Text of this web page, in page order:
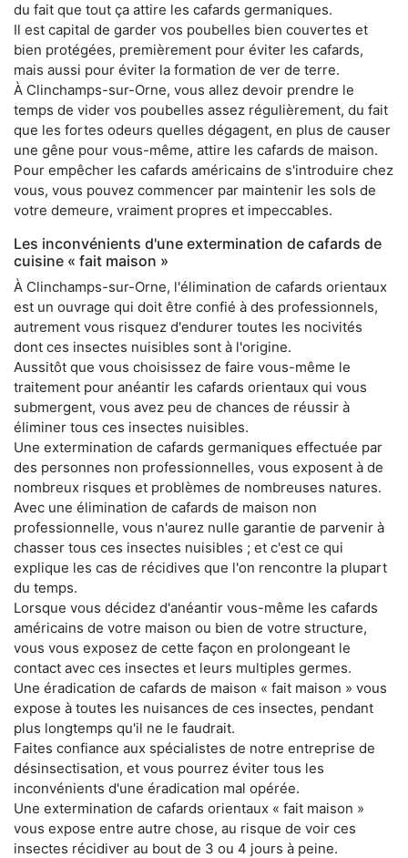
du fait que tout ça attire les cafards germaniques.
Il est capital de garder vos poubelles bien couvertes et
bien protégées, premièrement pour éviter les cafards,
mais aussi pour éviter la formation de ver de terre.
À Clinchamps-sur-Orne, vous allez devoir prendre le
temps de vider vos poubelles assez régulièrement, du fait
que les fortes odeurs quelles dégagent, en plus de causer
une gêne pour vous-même, attire les cafards de maison.
Pour empêcher les cafards américains de s'introduire chez
vous, vous pouvez commencer par maintenir les sols de
votre demeure, vraiment propres et impeccables.
Les inconvénients d'une extermination de cafards de
cuisine « fait maison »
À Clinchamps-sur-Orne, l'élimination de cafards orientaux
est un ouvrage qui doit être confié à des professionnels,
autrement vous risquez d'endurer toutes les nocivités
dont ces insectes nuisibles sont à l'origine.
Aussitôt que vous choisissez de faire vous-même le
traitement pour anéantir les cafards orientaux qui vous
submergent, vous avez peu de chances de réussir à
éliminer tous ces insectes nuisibles.
Une extermination de cafards germaniques effectuée par
des personnes non professionnelles, vous exposent à de
nombreux risques et problèmes de nombreuses natures.
Avec une élimination de cafards de maison non
professionnelle, vous n'aurez nulle garantie de parvenir à
chasser tous ces insectes nuisibles ; et c'est ce qui
explique les cas de récidives que l'on rencontre la plupart
du temps.
Lorsque vous décidez d'anéantir vous-même les cafards
américains de votre maison ou bien de votre structure,
vous vous exposez de cette façon en prolongeant le
contact avec ces insectes et leurs multiples germes.
Une éradication de cafards de maison « fait maison » vous
expose à toutes les nuisances de ces insectes, pendant
plus longtemps qu'il ne le faudrait.
Faites confiance aux spécialistes de notre entreprise de
désinsectisation, et vous pourrez éviter tous les
inconvénients d'une éradication mal opérée.
Une extermination de cafards orientaux « fait maison »
vous expose entre autre chose, au risque de voir ces
insectes récidiver au bout de 3 ou 4 jours à peine.